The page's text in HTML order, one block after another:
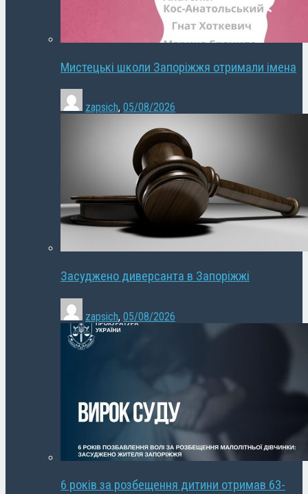
Мистецькі школи Запоріжжя отримали імена
zapsich, 05/08/2026
Засуджено диверсанта в Запоріжжі
zapsich, 05/08/2026
6 років за розбещення дитини отримав 63-